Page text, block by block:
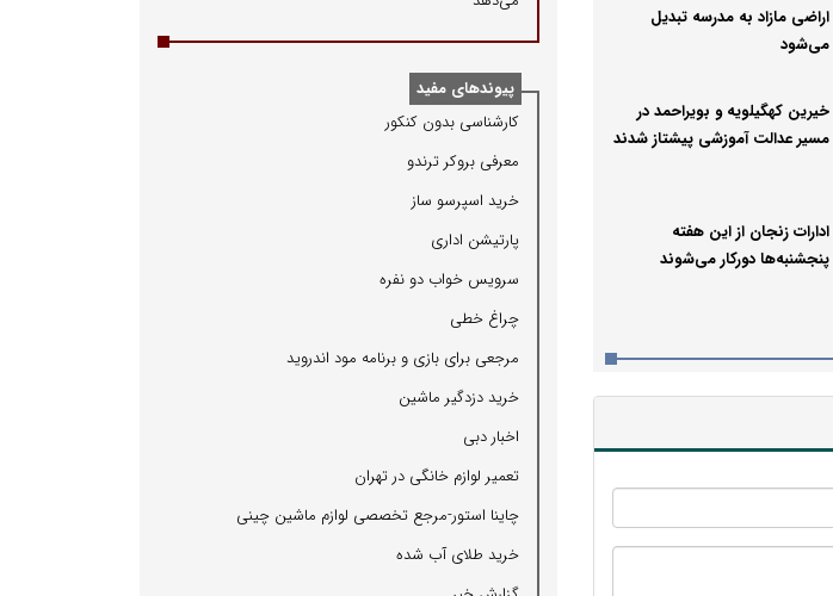
اراضی مازاد به مدرسه تبدیل
می‌شود
خیرین کهگیلویه و بویراحمد در
مسیر عدالت آموزشی پیشتاز شدند
ادارات زنجان از این هفته
پنجشنبه‌ها دورکار می‌شوند
پیوندهای مفید
كارشناسی بدون كنكور
معرفی بروكر ترندو
خرید اسپرسو ساز
پارتیشن اداری
سرویس خواب دو نفره
چراغ خطی
مرجعی برای بازی و برنامه مود اندروید
خرید دزدگیر ماشین
اخبار دبی
تعمیر لوازم خانگی در تهران
چاینا استور-مرجع تخصصی لوازم ماشین چینی
خرید طلای آب شده